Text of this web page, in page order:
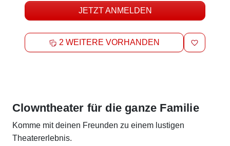
JETZT ANMELDEN
2 WEITERE VORHANDEN MERKEN
Beschreibung
Clowntheater für die ganze Familie
Komme mit deinen Freunden zu einem lustigen
Theatererlebnis.